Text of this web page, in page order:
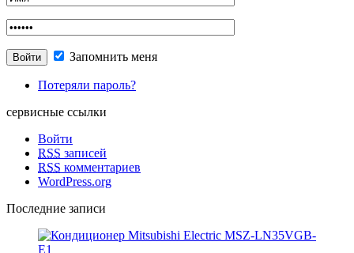
Запомнить меня
Потеряли пароль?
сервисные ссылки
Войти
RSS записей
RSS комментариев
WordPress.org
Последние записи